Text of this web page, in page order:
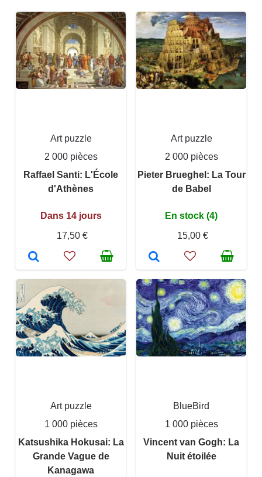
Art puzzle
2 000 pièces
Raffael Santi: L'École
d'Athènes
Dans 14 jours
17,50 €
Art puzzle
2 000 pièces
Pieter Brueghel: La Tour
de Babel
En stock (4)
15,00 €
Art puzzle
1 000 pièces
Katsushika Hokusai: La
Grande Vague de
Kanagawa
BlueBird
1 000 pièces
Vincent van Gogh: La
Nuit étoilée